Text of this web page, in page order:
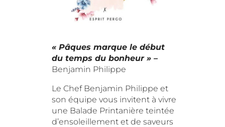
« Pâques marque le début
du temps du bonheur » –
Benjamin Philippe
Le Chef Benjamin Philippe et
son équipe vous invitent à vivre
une Balade Printanière teintée
d’ensoleillement et de saveurs